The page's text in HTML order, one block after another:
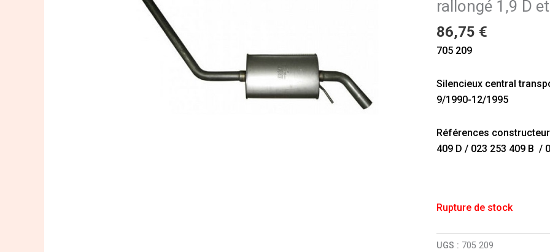
rallongé 1,9 D
86,75 €
705 209
Silencieux central
9/1990-12/1995
Références
409 D / 023 253 409 B /
Rupture de stock
UGS : 705 209